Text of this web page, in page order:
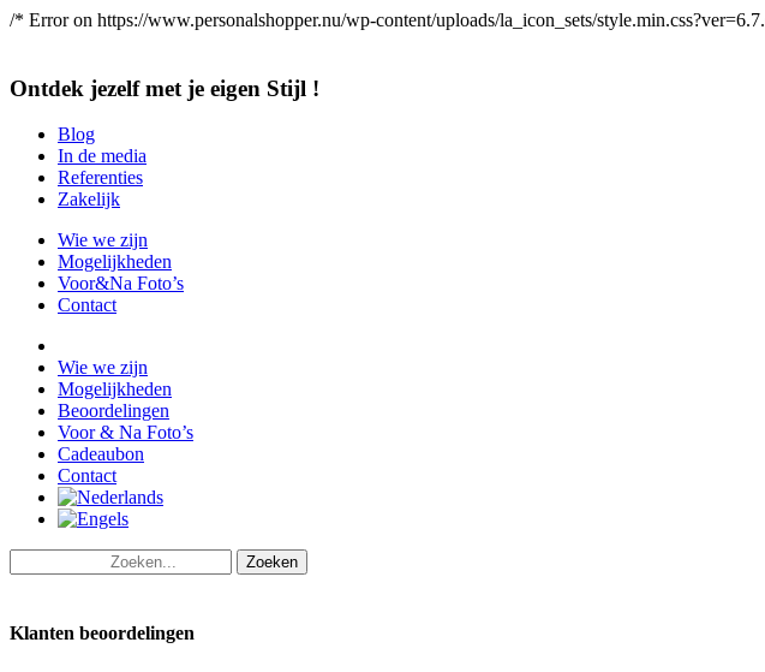
/* Error on https://www.personalshopper.nu/wp-content/uploads/la_icon_sets/
Ontdek jezelf met je eigen Stijl !
Blog
In de media
Referenties
Zakelijk
Wie we zijn
Mogelijkheden
Voor&Na Foto’s
Contact
Wie we zijn
Mogelijkheden
Beoordelingen
Voor & Na Foto’s
Cadeaubon
Contact
Klanten beoordelingen